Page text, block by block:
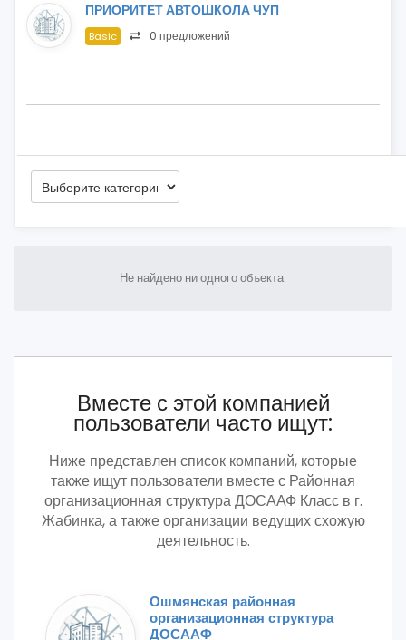
ПРИОРИТЕТ АВТОШКОЛА ЧУП
Basic 0 предложений
Не найдено ни одного объекта.
Вместе с этой компанией
пользователи часто ищут:
Ниже представлен список компаний, которые
также ищут пользователи вместе с Районная
организационная структура ДОСААФ Класс в г.
Жабинка, а также организации ведущих схожую
деятельность.
Ошмянская районная
организационная структура
ДОСААФ